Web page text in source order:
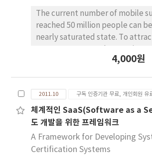
schedule risk management by
enforcing the constraints which
occurred in complex and
environment. First, project risk
are identified and categorized
converted to CPN(Colored Petri
can represent all the identified
assess and predict schedule risk.
expected risk of the project (in
and cost) is assessed and
performing Petri Net simulation.
The current number of mobile
reached 50 million people can be
nearly saturated state. To
from the competition’s
should be quickly analysed to
to competition. This paper
churn of mobile users by using
risks model and Bayes’
proposed how to prevent it.
method was verified through the
4,000원
2011.10 구독 인증기관 무료, 개인회원 유
체계적인 SaaS(Software as a
도 개발을 위한 프레임워크
A Framework for Developing
Certification Systems